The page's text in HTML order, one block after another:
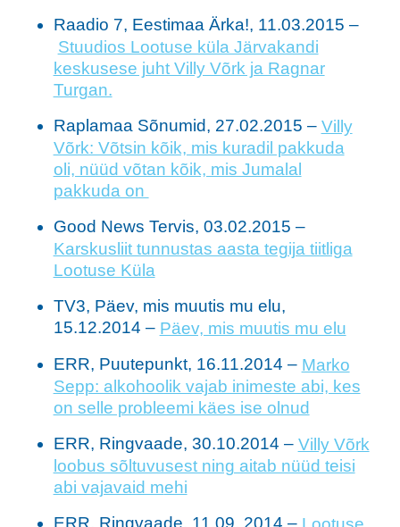
Raadio 7, Eestimaa Ärka!, 11.03.2015 –
Stuudios Lootuse küla Järvakandi
keskusese juht Villy Võrk ja Ragnar
Turgan.
Raplamaa Sõnumid, 27.02.2015 – Villy
Võrk: Võtsin kõik, mis kuradil pakkuda
oli, nüüd võtan kõik, mis Jumalal
pakkuda on
Good News Tervis, 03.02.2015 –
Karskusliit tunnustas aasta tegija tiitliga
Lootuse Küla
​TV3, Päev, mis muutis mu elu,
15.12.2014 – Päev, mis muutis mu elu
ERR, Puutepunkt, 16.11.2014 – Marko
Sepp: alkohoolik vajab inimeste abi, kes
on selle probleemi käes ise olnud
ERR, Ringvaade, 30.10.2014 – Villy Võrk
loobus sõltuvusest ning aitab nüüd teisi
abi vajavaid mehi